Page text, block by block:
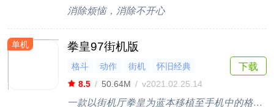
消除烦恼，消除不开心
单机 拳皇97街机版
格斗 动作 街机
怀旧经典
8.5 / 50.64M / v2021.02.25.14
一款以街机厅拳皇为蓝本移植至手机中的格斗游戏
下载